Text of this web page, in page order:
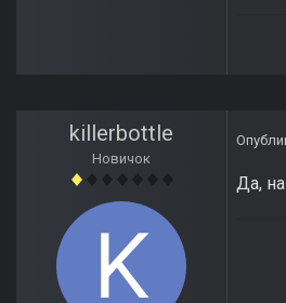
killerbottle
Новичок
Да,